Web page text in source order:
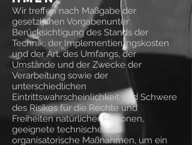
Wir treffen nach Maßgabe der
gesetzlichen Vorgabenunter
Berücksichtigung des Stands der
Technik, der Implementierungskosten
und der Art, des Umfangs, der
Umstände und der Zwecke der
Verarbeitung sowie der
unterschiedlichen
Eintrittswahrscheinlichkeit und Schwere
des Risikos für die Rechte und
Freiheiten natürlicher Personen,
geeignete technische und
organisatorische Maßnahmen, um ein